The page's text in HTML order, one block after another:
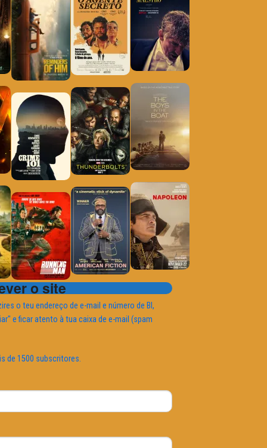
o site
o teu endereço de e-mail e número de BI,
e ficar atento à tua caixa de e-mail (spam
de 1500 subscritores.